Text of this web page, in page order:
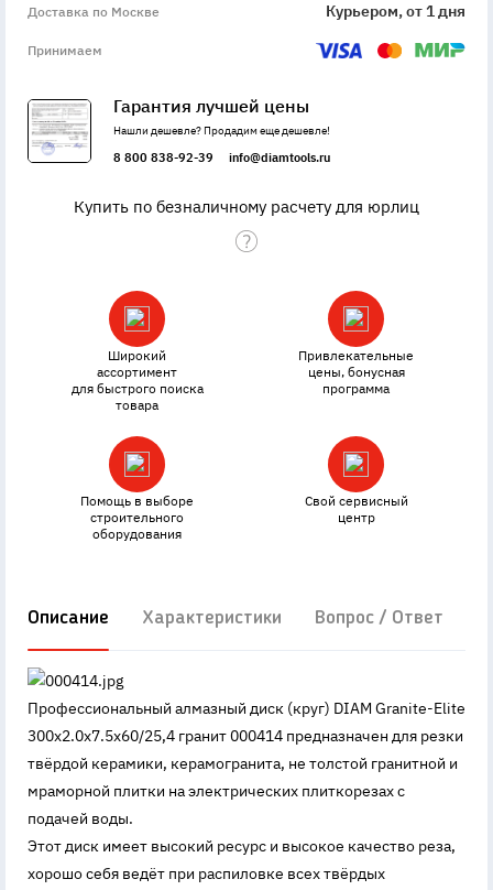
Доставка по Москве Курьером, от 1 дня
Принимаем
Гарантия лучшей цены
Нашли дешевле? Продадим еще дешевле!
8 800 838-92-39 info@diamtools.ru
Купить по безналичному расчету для юрлиц
Широкий
ассортимент
для быстрого поиска
товара
Привлекательные
цены, бонусная
программа
Помощь в выборе
строительного
оборудования
Свой сервисный
центр
Описание Характеристики Вопрос / Ответ
Профессиональный алмазный диск (круг) DIAM Granite-Elite
300x2.0x7.5x60/25,4 гранит 000414 предназначен для резки
твёрдой керамики, керамогранита, не толстой гранитной и
мраморной плитки на электрических плиткорезах с
подачей воды.
Этот диск имеет высокий ресурс и высокое качество реза,
хорошо себя ведёт при распиловке всех твёрдых